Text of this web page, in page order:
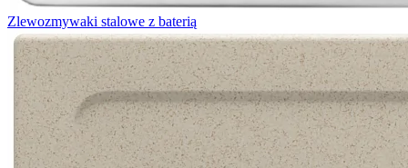
Zlewozmywaki stalowe z baterią